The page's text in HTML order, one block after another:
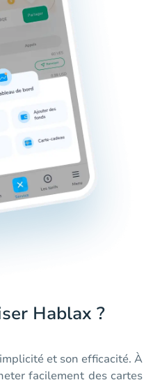
Hablax ?
et son efficacité. À
facilement des cartes